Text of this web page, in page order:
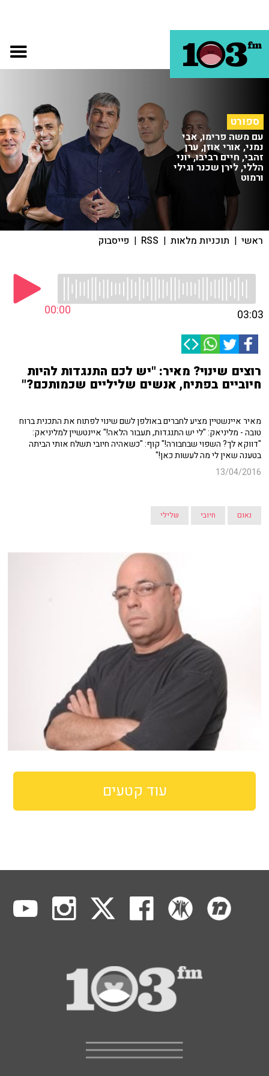
ספורט
עם משה פרימו, אבי
נמני, אורי אוזן, ערן
זהבי, חיים רביבו, יוני
הללי, לירן שכנר וגילי
ורמוט
ראשי | תוכניות מלאות |
RSS
| פייסבוק
00:00 03:03
רוצים שינוי? מאיר: "יש לכם התנגדות להיות
חיוביים בפתיח, אנשים שליליים שכמותכם?"
מאיר איינשטיין מציע לחברים באולפן לשם שינוי לפתוח את התכנית ברוח
טובה - מליניאק: "לי יש התנגדות, תעבור הלאה!" איינטשיין למליניאק:
"דווקא לך? השפוי שבחבורה!" קוף: "כשאהיה חיובי תשלח אותי הביתה
בטענה שאין לי מה לעשות כאן!"
13/04/2016
נאום חיובי שלילי
עוד קטעים